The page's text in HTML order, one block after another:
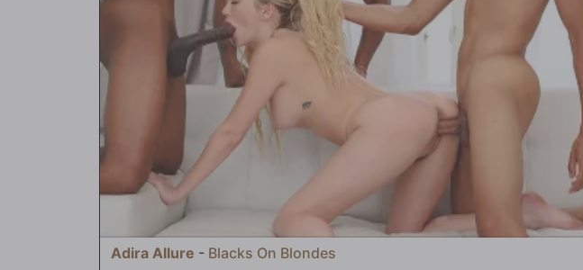
la doble penetración. Tragando de un trago las enormes pollas que se presentan ante su
agujero del pie, pronto se encuentra montándolas y rogando por una entrada anal. A partir de
ahí, todo avanza a toda velocidad con dos agujeros llenos. ¿Encontrará Adira el amor eterno
con dos hombres? ¿O simplemente terminará con una salpicadura de semen caliente y salado
por toda su cara como una típica noche en un club? Quién sabe, pero tienes que arriesgarte si
Adira Allure - Blacks On Blondes